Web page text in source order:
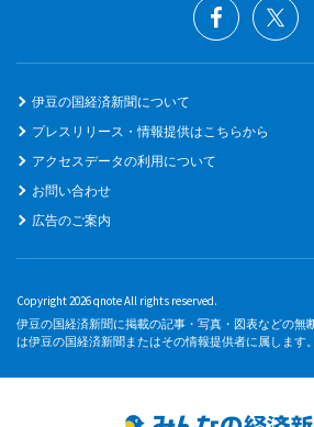
伊豆の国経済新聞について
プレスリリース・情報提供はこちらから
アクセスデータの利用について
お問い合わせ
広告のご案内
Copyright 2026 qnote All rights reserved.
伊豆の国経済新聞に掲載の記事・写真・図表などの無
は伊豆の国経済新聞またはその情報提供者に属します。